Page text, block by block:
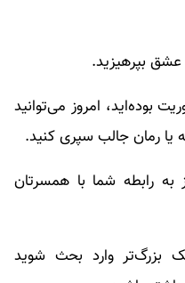
عشق بپرهیزید.
بوده‌اید، امروز می‌توانید
یا رمان جالب سپری کنید.
رابطه شما با همسرتان
بزرگ‌تر وارد بحث شوید